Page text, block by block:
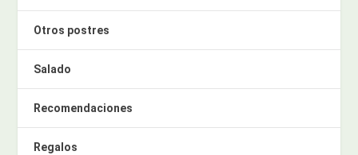
Otros postres
Salado
Recomendaciones
Regalos